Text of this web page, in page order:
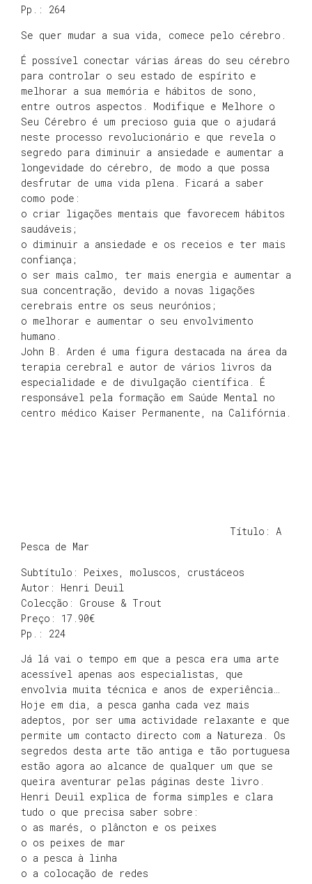
Pp.: 264
Se quer mudar a sua vida, comece pelo cérebro.
É possível conectar várias áreas do seu cérebro
para controlar o seu estado de espírito e
melhorar a sua memória e hábitos de sono,
entre outros aspectos. Modifique e Melhore o
Seu Cérebro é um precioso guia que o ajudará
neste processo revolucionário e que revela o
segredo para diminuir a ansiedade e aumentar a
longevidade do cérebro, de modo a que possa
desfrutar de uma vida plena. Ficará a saber
como pode:
o criar ligações mentais que favorecem hábitos
saudáveis;
o diminuir a ansiedade e os receios e ter mais
confiança;
o ser mais calmo, ter mais energia e aumentar a
sua concentração, devido a novas ligações
cerebrais entre os seus neurónios;
o melhorar e aumentar o seu envolvimento
humano.
John B. Arden é uma figura destacada na área da
terapia cerebral e autor de vários livros da
especialidade e de divulgação científica. É
responsável pela formação em Saúde Mental no
centro médico Kaiser Permanente, na Califórnia.
Título: A
Pesca de Mar
Subtítulo: Peixes, moluscos, crustáceos
Autor: Henri Deuil
Colecção: Grouse & Trout
Preço: 17.90€
Pp.: 224
Já lá vai o tempo em que a pesca era uma arte
acessível apenas aos especialistas, que
envolvia muita técnica e anos de experiência…
Hoje em dia, a pesca ganha cada vez mais
adeptos, por ser uma actividade relaxante e que
permite um contacto directo com a Natureza. Os
segredos desta arte tão antiga e tão portuguesa
estão agora ao alcance de qualquer um que se
queira aventurar pelas páginas deste livro.
Henri Deuil explica de forma simples e clara
tudo o que precisa saber sobre:
o as marés, o plâncton e os peixes
o os peixes de mar
o a pesca à linha
o a colocação de redes